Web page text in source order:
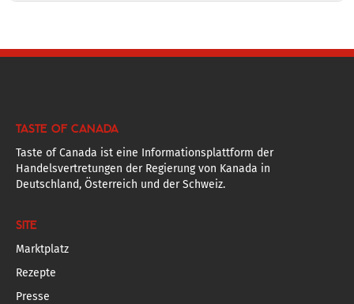
TASTE OF CANADA
Taste of Canada ist eine Informationsplattform der
Handelsvertretungen der Regierung von Kanada in
Deutschland, Österreich und der Schweiz.
SITE
Marktplatz
Rezepte
Presse